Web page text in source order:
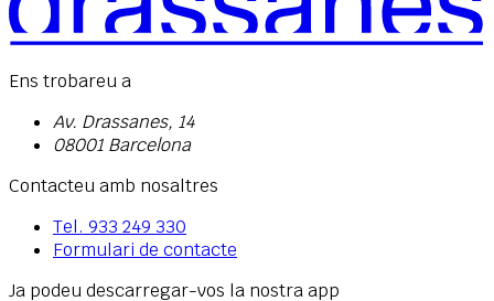
Ens trobareu a
Av. Drassanes, 14
08001 Barcelona
Contacteu amb nosaltres
Tel. 933 249 330
Formulari de contacte
Ja podeu descarregar-vos la nostra app